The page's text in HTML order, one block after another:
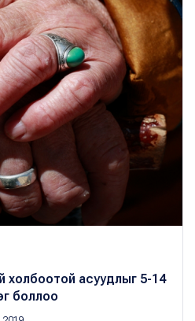
холбоотой асуудлыг 5-14
боллоо